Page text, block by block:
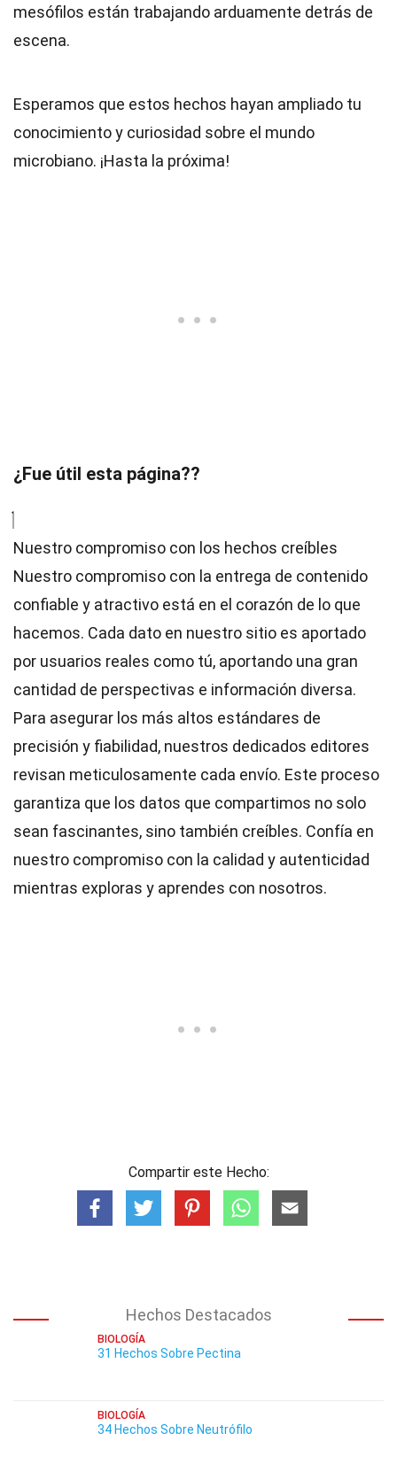
mesófilos están trabajando arduamente detrás de
escena.
Esperamos que estos hechos hayan ampliado tu
conocimiento y curiosidad sobre el mundo
microbiano. ¡Hasta la próxima!
¿Fue útil esta página??
Nuestro compromiso con los hechos creíbles
Nuestro compromiso con la entrega de contenido
confiable y atractivo está en el corazón de lo que
hacemos. Cada dato en nuestro sitio es aportado
por usuarios reales como tú, aportando una gran
cantidad de perspectivas e información diversa.
Para asegurar los más altos estándares de
precisión y fiabilidad, nuestros dedicados editores
revisan meticulosamente cada envío. Este proceso
garantiza que los datos que compartimos no solo
sean fascinantes, sino también creíbles. Confía en
nuestro compromiso con la calidad y autenticidad
mientras exploras y aprendes con nosotros.
Compartir este Hecho:
Hechos Destacados
BIOLOGÍA
31 Hechos Sobre Pectina
BIOLOGÍA
34 Hechos Sobre Neutrófilo